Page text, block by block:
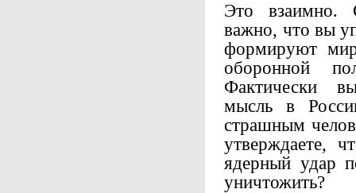
Это взаимно.
важно, что вы
формируют
оборонной
Фактически
мысль в
страшным
утверждаете,
ядерный удар
уничтожить?